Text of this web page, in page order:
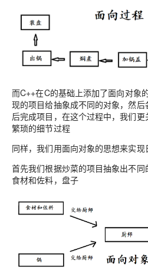
而C++在C的基础上添加了面向对象
现的项目给抽象成不同的对象，然
后完成项目，在这个过程中，我们
繁琐的细节过程
同样，我们用面向对象的思想来实现
首先我们根据炒菜的项目抽象出不同
食材和佐料，盘子